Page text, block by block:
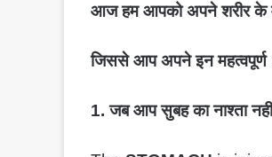
आज हम आपको अपने शरीर के
जिससे आप अपने इन
1. जब आप सुबह का नाश्ता